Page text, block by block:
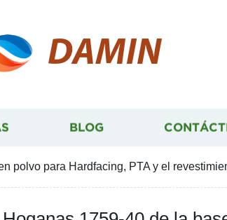
DAMIN
BLOG
polvo para Hardfacing, PTA y el